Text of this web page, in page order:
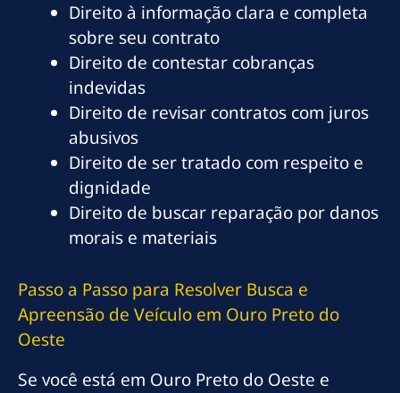
Direito à informação clara e completa
sobre seu contrato
Direito de contestar cobranças
indevidas
Direito de revisar contratos com juros
abusivos
Direito de ser tratado com respeito e
dignidade
Direito de buscar reparação por danos
morais e materiais
Passo a Passo para Resolver Busca e
Apreensão de Veículo em Ouro Preto do
Oeste
Se você está em Ouro Preto do Oeste e